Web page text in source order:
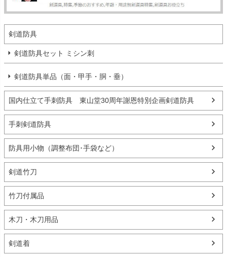
剣道防具
剣道防具セット ミシン刺
剣道防具単品（面・甲手・胴・垂）
国内仕立て手刺防具 東山堂30周年謝恩特別企画剣道防具
手刺剣道防具
防具用小物（調整布団･手袋など）
剣道竹刀
竹刀付属品
木刀・木刀用品
剣道着